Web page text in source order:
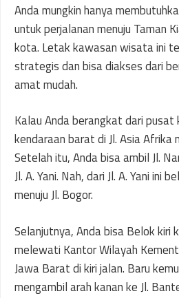
Anda mungkin hanya
untuk perjalanan menuju Taman
kota. Letak kawasan wisata ini
strategis dan bisa diakses dari
amat mudah.
Kalau Anda berangkat dari
kendaraan barat di Jl. Asia Afrika
Setelah itu, Anda bisa ambil Jl.
Jl. A. Yani. Nah, dari Jl. A. Yani ini
menuju Jl. Bogor.
Selanjutnya, Anda bisa Belok kiri
melewati Kantor Wilayah
Jawa Barat di kiri jalan. Baru
mengambil arah kanan ke Jl.